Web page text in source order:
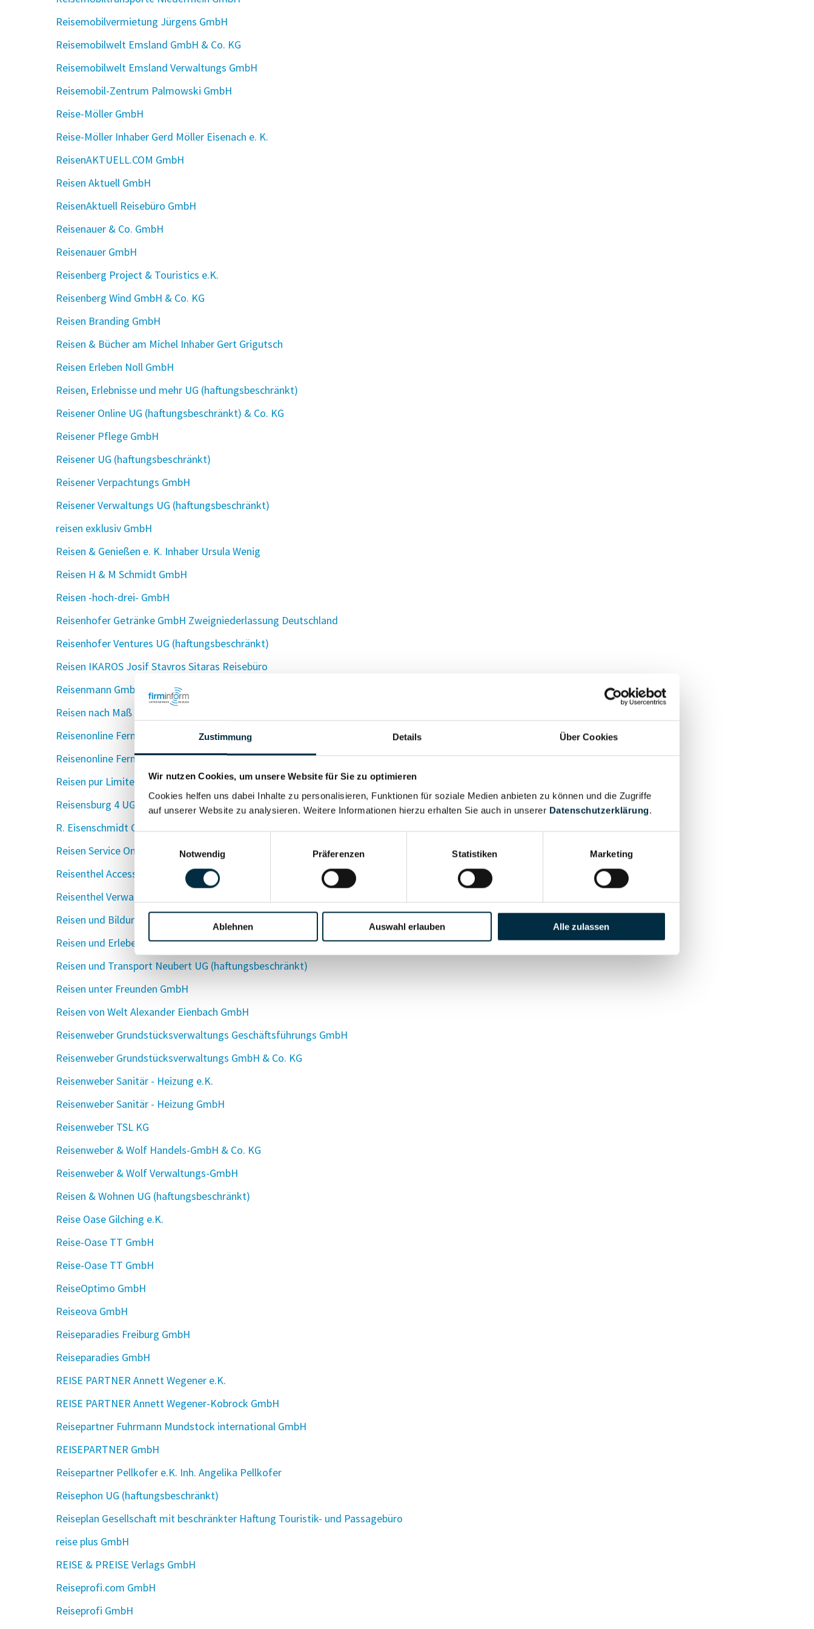
Zustimmung Details Über Cookies
Wir nutzen Cookies, um unsere Website für Sie zu optimieren
Cookies helfen uns dabei Inhalte zu personalisieren, Funktionen für soziale Medien anbieten zu können und die Zugriffe
auf unserer Website zu analysieren. Weitere Informationen hierzu erhalten Sie auch in unserer Datenschutzerklärung.
Notwendig
Präferenzen Statistiken Marketing
Ablehnen Auswahl erlauben Alle zulassen
Reisemobilvermietung Jürgens GmbH
Reisemobilwelt Emsland GmbH & Co. KG
Reisemobilwelt Emsland Verwaltungs GmbH
Reisemobil-Zentrum Palmowski GmbH
Reise-Möller GmbH
Reise-Möller Inhaber Gerd Möller Eisenach e. K.
ReisenAKTUELL.COM GmbH
Reisen Aktuell GmbH
ReisenAktuell Reisebüro GmbH
Reisenauer & Co. GmbH
Reisenauer GmbH
Reisenberg Project & Touristics e.K.
Reisenberg Wind GmbH & Co. KG
Reisen Branding GmbH
Reisen & Bücher am Michel Inhaber Gert Grigutsch
Reisen Erleben Noll GmbH
Reisen, Erlebnisse und mehr UG (haftungsbeschränkt)
Reisener Online UG (haftungsbeschränkt) & Co. KG
Reisener Pflege GmbH
Reisener UG (haftungsbeschränkt)
Reisener Verpachtungs GmbH
Reisener Verwaltungs UG (haftungsbeschränkt)
reisen exklusiv GmbH
Reisen & Genießen e. K. Inhaber Ursula Wenig
Reisen H & M Schmidt GmbH
Reisen -hoch-drei- GmbH
Reisenhofer Getränke GmbH Zweigniederlassung Deutschland
Reisenhofer Ventures UG (haftungsbeschränkt)
Reisen IKAROS Josif Stavros Sitaras Reisebüro
Reisenmann GmbH
Reisen nach Maß UG (haftungsbeschränkt)
Reisenonline Fernweh GmbH & Co. KG
Reisenonline Fernweh Verwaltungs GmbH
Reisen pur Limited
Reisensburg 4 UG (haftungsbeschränkt) & Co. KG
R. Eisenschmidt GmbH
Reisen Service Omnibusverkehre GmbH (RSO)
Reisenthel Accessoires GmbH & Co. KG
Reisenthel Verwaltungs GmbH
Reisen und Bildung GmbH Studienseminar für Reiseleiter und Reisende in München
Reisen und Erleben Motorradreisen Werner GmbH
Reisen und Transport Neubert UG (haftungsbeschränkt)
Reisen unter Freunden GmbH
Reisen von Welt Alexander Eienbach GmbH
Reisenweber Grundstücksverwaltungs Geschäftsführungs GmbH
Reisenweber Grundstücksverwaltungs GmbH & Co. KG
Reisenweber Sanitär - Heizung e.K.
Reisenweber Sanitär - Heizung GmbH
Reisenweber TSL KG
Reisenweber & Wolf Handels-GmbH & Co. KG
Reisenweber & Wolf Verwaltungs-GmbH
Reisen & Wohnen UG (haftungsbeschränkt)
Reise Oase Gilching e.K.
Reise-Oase TT GmbH
Reise-Oase TT GmbH
ReiseOptimo GmbH
Reiseova GmbH
Reiseparadies Freiburg GmbH
Reiseparadies GmbH
REISE PARTNER Annett Wegener e.K.
REISE PARTNER Annett Wegener-Kobrock GmbH
Reisepartner Fuhrmann Mundstock international GmbH
REISEPARTNER GmbH
Reisepartner Pellkofer e.K. Inh. Angelika Pellkofer
Reisephon UG (haftungsbeschränkt)
Reiseplan Gesellschaft mit beschränkter Haftung Touristik- und Passagebüro
reise plus GmbH
REISE & PREISE Verlags GmbH
Reiseprofi.com GmbH
Reiseprofi GmbH